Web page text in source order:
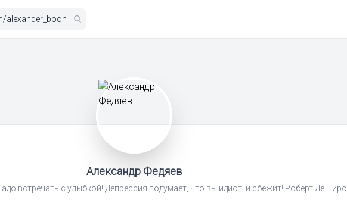
Александр Федяев
встречать с улыбкой! Депрессия подумает, что вы идиот, и сбежит! Роберт Де Ниро